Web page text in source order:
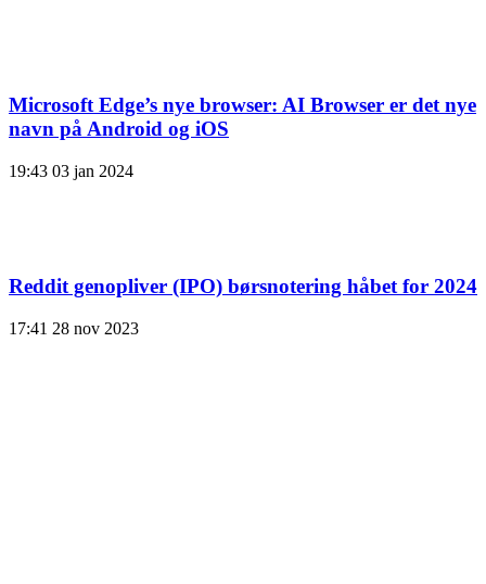
Microsoft Edge’s nye browser: AI Browser er det nye
navn på Android og iOS
19:43 03 jan 2024
Reddit genopliver (IPO) børsnotering håbet for 2024
17:41 28 nov 2023